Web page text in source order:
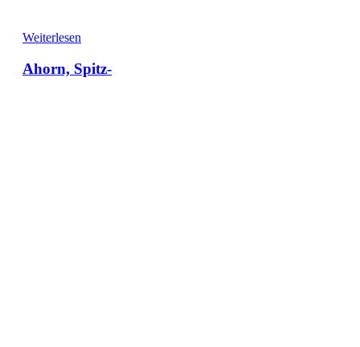
Weiterlesen
Ahorn, Spitz-